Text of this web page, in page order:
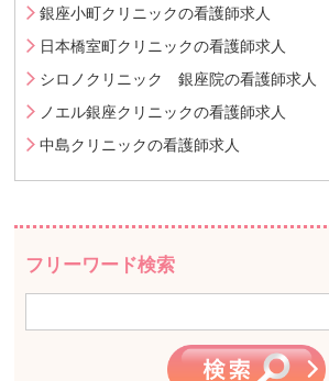
銀座小町クリニックの看護師求人
日本橋室町クリニックの看護師求人
シロノクリニック 銀座院の看護師求人
ノエル銀座クリニックの看護師求人
中島クリニックの看護師求人
フリーワード検索